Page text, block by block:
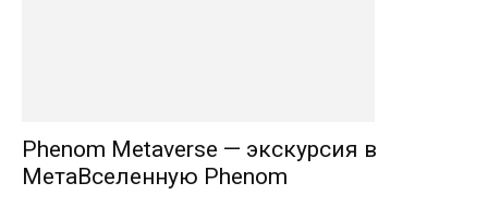
Phenom Metaverse — экскурсия в
МетаВселенную Phenom